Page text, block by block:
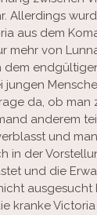
Allerdings
aus dem
mehr von
da, ob
anderem
und
in der
und die
ausgesucht
kranke